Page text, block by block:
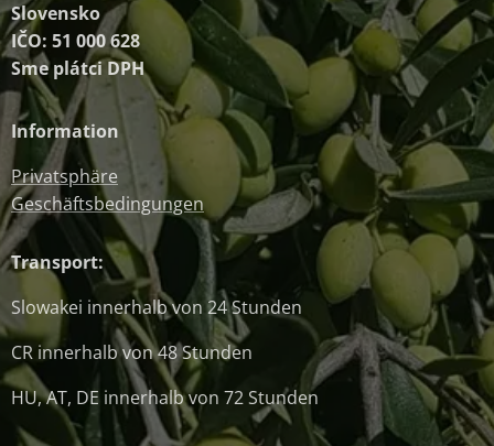
Slovensko
IČO: 51 000 628
Sme plátci DPH
Information
Privatsphäre
Geschäftsbedingungen
Transport:
Slowakei innerhalb von 24 Stunden
CR innerhalb von 48 Stunden
HU, AT, DE innerhalb von 72 Stunden